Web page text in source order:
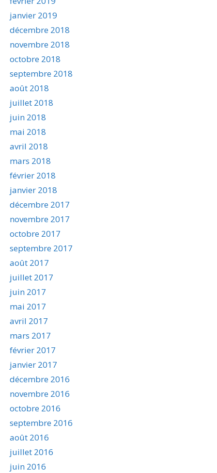
janvier 2019
décembre 2018
novembre 2018
octobre 2018
septembre 2018
août 2018
juillet 2018
juin 2018
mai 2018
avril 2018
mars 2018
février 2018
janvier 2018
décembre 2017
novembre 2017
octobre 2017
septembre 2017
août 2017
juillet 2017
juin 2017
mai 2017
avril 2017
mars 2017
février 2017
janvier 2017
décembre 2016
novembre 2016
octobre 2016
septembre 2016
août 2016
juillet 2016
juin 2016